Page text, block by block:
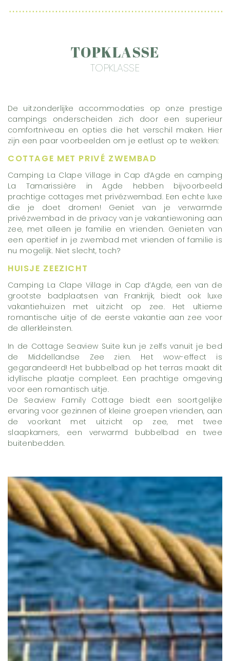
TOPKLASSE
TOPKLASSE
De uitzonderlijke accommodaties op onze prestige
campings onderscheiden zich door een superieur
comfortniveau en opties die het verschil maken. Hier
zijn een paar voorbeelden om je eetlust op te wekken:
COTTAGE MET PRIVÉ ZWEMBAD
Camping La Clape Village in Cap d’Agde en camping
La Tamarissière in Agde hebben bijvoorbeeld
prachtige cottages met privézwembad. Een echte luxe
die je doet dromen! Geniet van je verwarmde
privézwembad in de privacy van je vakantiewoning aan
zee, met alleen je familie en vrienden. Genieten van
een aperitief in je zwembad met vrienden of familie is
nu mogelijk. Niet slecht, toch?
HUISJE ZEEZICHT
Camping La Clape Village in Cap d’Agde, een van de
grootste badplaatsen van Frankrijk, biedt ook luxe
vakantiehuizen met uitzicht op zee. Het ultieme
romantische uitje of de eerste vakantie aan zee voor
de allerkleinsten.
In de Cottage Seaview Suite kun je zelfs vanuit je bed
de Middellandse Zee zien. Het wow-effect is
gegarandeerd! Het bubbelbad op het terras maakt dit
idyllische plaatje compleet. Een prachtige omgeving
voor een romantisch uitje.
De Seaview Family Cottage biedt een soortgelijke
ervaring voor gezinnen of kleine groepen vrienden, aan
de voorkant met uitzicht op zee, met twee
slaapkamers, een verwarmd bubbelbad en twee
buitenbedden.